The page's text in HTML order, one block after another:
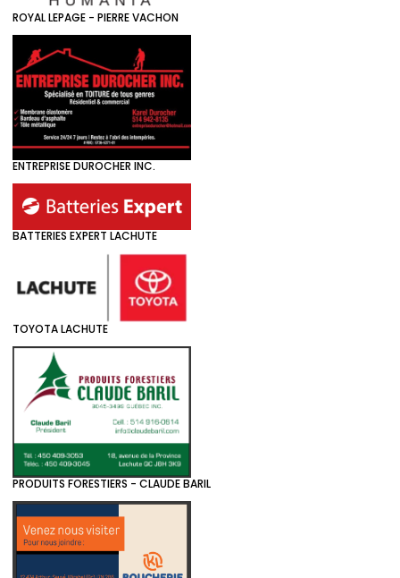
ROYAL LEPAGE - PIERRE VACHON
ENTREPRISE DUROCHER INC.
BATTERIES EXPERT LACHUTE
TOYOTA LACHUTE
PRODUITS FORESTIERS - CLAUDE BARIL